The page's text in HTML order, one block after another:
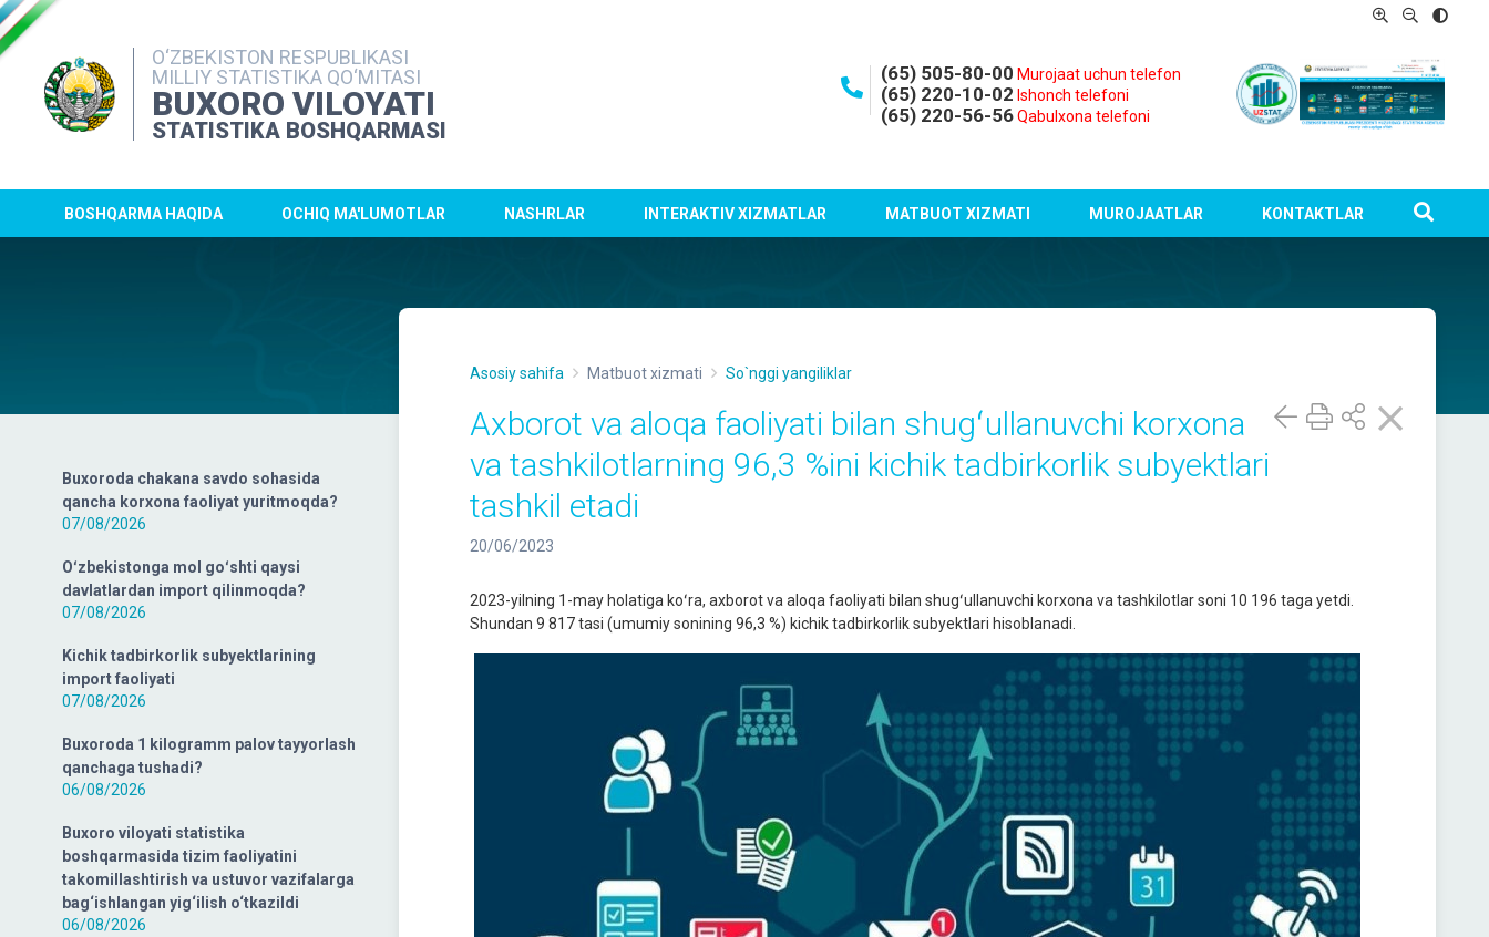
O‘ZBEKISTON RESPUBLIKASI
MILLIY STATISTIKA QO‘MITASI
BUXORO VILOYATI
STATISTIKA BOSHQARMASI
(65) 505-80-00 Murojaat uchun telefon
(65) 220-10-02 Ishonch telefoni
(65) 220-56-56 Qabulxona telefoni
BOSHQARMA HAQIDA OCHIQ MA'LUMOTLAR NASHRLAR INTERAKTIV XIZMATLAR MATBUOT XIZMATI MUROJAATLAR KONTAKTLAR
Buxoroda chakana savdo sohasida
qancha korxona faoliyat yuritmoqda?
07/08/2026
Oʻzbekistonga mol goʻshti qaysi
davlatlardan import qilinmoqda?
07/08/2026
Kichik tadbirkorlik subyektlarining
import faoliyati
07/08/2026
Buxoroda 1 kilogramm palov tayyorlash
qanchaga tushadi?
06/08/2026
Buxoro viloyati statistika
boshqarmasida tizim faoliyatini
takomillashtirish va ustuvor vazifalarga
bag‘ishlangan yig‘ilish o‘tkazildi
06/08/2026
Asosiy sahifa Matbuot xizmati So`nggi yangiliklar
Axborot va aloqa faoliyati bilan shugʻullanuvchi korxona
va tashkilotlarning 96,3 %ini kichik tadbirkorlik subyektlari
tashkil etadi
20/06/2023
2023-yilning 1-may holatiga koʻra, axborot va aloqa faoliyati bilan shugʻullanuvchi korxona va tashkilotlar soni 10 196 taga yetdi.
Shundan 9 817 tasi (umumiy sonining 96,3 %) kichik tadbirkorlik subyektlari hisoblanadi.